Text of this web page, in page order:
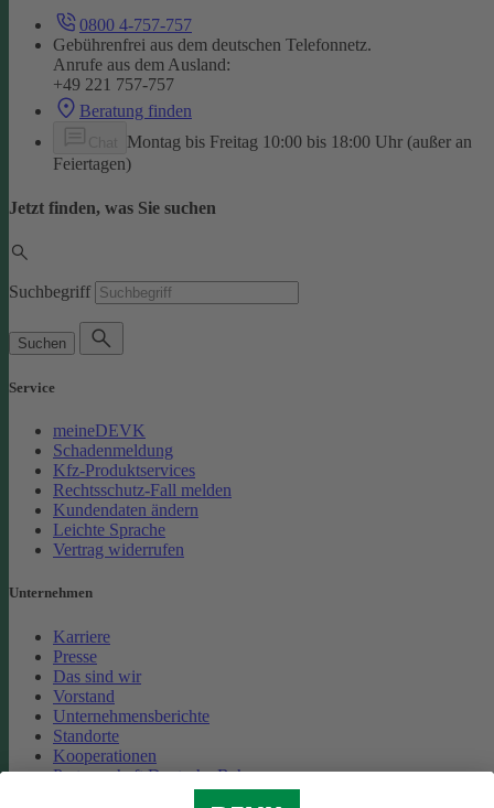
0800 4-757-757
Gebührenfrei aus dem deutschen Telefonnetz.
Anrufe aus dem Ausland:
+49 221 757-757
Beratung finden
Montag bis Freitag 10:00 bis 18:00 Uhr (außer an
Feiertagen)
Jetzt finden, was Sie suchen
Suchbegriff
Suchen
Service
meineDEVK
Schadenmeldung
Kfz-Produktservices
Rechtsschutz-Fall melden
Kundendaten ändern
Leichte Sprache
Vertrag widerrufen
Unternehmen
Karriere
Presse
Das sind wir
Vorstand
Unternehmensberichte
Standorte
Kooperationen
Partnerschaft Deutsche Bahn